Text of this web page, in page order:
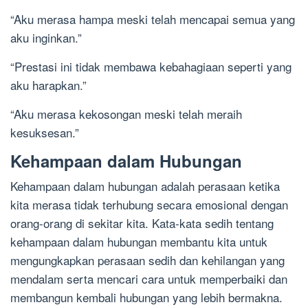
“Aku merasa hampa meski telah mencapai semua yang
aku inginkan.”
“Prestasi ini tidak membawa kebahagiaan seperti yang
aku harapkan.”
“Aku merasa kekosongan meski telah meraih
kesuksesan.”
Kehampaan dalam Hubungan
Kehampaan dalam hubungan adalah perasaan ketika
kita merasa tidak terhubung secara emosional dengan
orang-orang di sekitar kita. Kata-kata sedih tentang
kehampaan dalam hubungan membantu kita untuk
mengungkapkan perasaan sedih dan kehilangan yang
mendalam serta mencari cara untuk memperbaiki dan
membangun kembali hubungan yang lebih bermakna.